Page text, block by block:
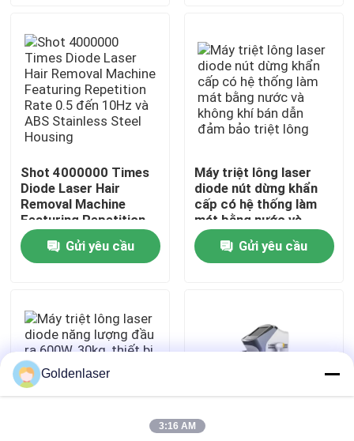
Các sản phẩm
Video
Hướng dẫn VR
Về chúng tôi
Tham quan nhà máy
Liên hệ chúng tôi
Tin tức
Shot 4000000 Times
Diode Laser Hair
Removal Machine
Featuring Repetition
Rate 0.5 đến 10Hz và
ABS Stainless Steel
Housing
Gửi yêu cầu
Máy triệt lông laser
diode nút dừng khẩn
cấp có hệ thống làm
mát bằng nước và
không khí bán dẫn đảm
bảo triệt lông
Gửi yêu cầu
Goldenlaser
3:16 AM